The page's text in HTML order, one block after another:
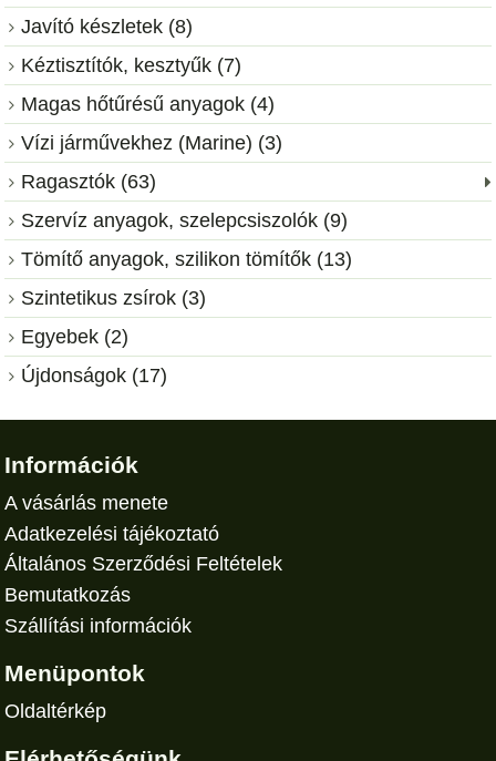
Javító készletek (8)
Kéztisztítók, kesztyűk (7)
Magas hőtűrésű anyagok (4)
Vízi járművekhez (Marine) (3)
Ragasztók (63)
Szervíz anyagok, szelepcsiszolók (9)
Tömítő anyagok, szilikon tömítők (13)
Szintetikus zsírok (3)
Egyebek (2)
Újdonságok (17)
Információk
A vásárlás menete
Adatkezelési tájékoztató
Általános Szerződési Feltételek
Bemutatkozás
Szállítási információk
Menüpontok
Oldaltérkép